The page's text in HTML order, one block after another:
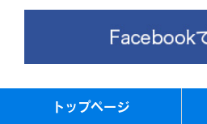
トップページ